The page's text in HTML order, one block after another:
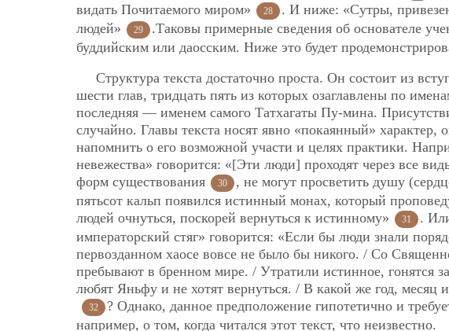
видать Почитаемого миром»
28
. И ниже: «Сутры,
людей»
29
.Таковы примерные сведения об основателе
буддийским или даосским. Ниже это будет
Cтруктура текста достаточно проста. Он состоит из
шести глав, тридцать пять из которых озаглавлены по
последняя — именем самого Татхагаты Пу-мина.
случайно. Главы текста носят явно «покаянный» характер,
напомнить о его возможной участи и целях практики.
невежества» говорится: «[Эти люди] проходят через все
форм существования
30
, не могут просветить душу
пятьсот кальп появился истинный монах, который
людей очнуться, поскорей вернуться к истинному»
31
.
императорский стяг» говорится: «Если бы люди знали
первозданном хаосе вовсе не было бы никого. / Со
пребывают в бренном мире. / Утратили истинное, гонятся
любят Яньфу и не хотят вернуться. / В какой же год, месяц
32
? Однако, данное предположение гипотетично и
например, о том, когда читался этот текст, что неизвестно.